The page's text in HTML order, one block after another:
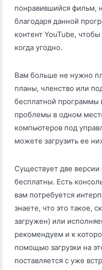
понравившийся фильм,
благодаря данной
контент YouTube,
когда угодно.
Вам больше не нужно
планы, членство или
бесплатной программы
проблемы в одном
компьютеров под
можете загрузить ее
Существует две
бесплатны. Есть
вам потребуется
знаете, что это такое,
загружен) или
рекомендуем и к
помощью загрузки на
поставляется с уже